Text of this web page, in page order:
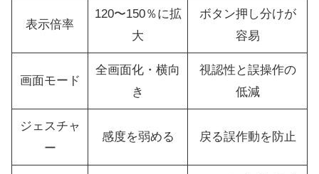
表示倍率
120〜150％に拡
大
ボタン押し分けが
容易
画面モード
全画面化・横向
き
視認性と誤操作の
低減
ジェスチャ
ー
感度を弱める 戻る誤作動を防止